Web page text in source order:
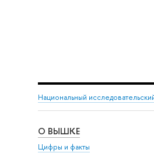
Национальный
О ВЫШКЕ
Цифры и факты